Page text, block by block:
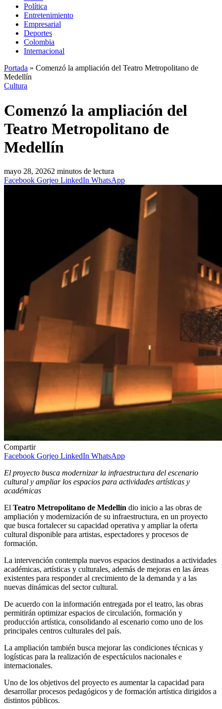
Política
Entretenimiento
Empresarial
Deportes
Colombia
Internacional
Portada » Comenzó la ampliación del Teatro Metropolitano de
Medellín
Cultura
Comenzó la ampliación del
Teatro Metropolitano de
Medellín
mayo 28, 20262 minutos de lectura
Facebook Gorjeo LinkedIn WhatsApp
Compartir
Facebook Gorjeo LinkedIn WhatsApp
El proyecto busca modernizar la infraestructura del escenario
cultural y ampliar los espacios para actividades artísticas y
académicas
El Teatro Metropolitano de Medellín dio inicio a las obras de
ampliación y modernización de su infraestructura, en un proyecto
que busca fortalecer su capacidad operativa y ampliar la oferta
cultural disponible para artistas, espectadores y procesos de
formación.
La intervención contempla nuevos espacios destinados a actividades
académicas, artísticas y culturales, además de mejoras en las áreas
existentes para responder al crecimiento de la demanda y a las
nuevas dinámicas del sector cultural.
De acuerdo con la información entregada por el teatro, las obras
permitirán optimizar espacios de circulación, formación y
producción artística, consolidando al escenario como uno de los
principales centros culturales del país.
La ampliación también busca mejorar las condiciones técnicas y
logísticas para la realización de espectáculos nacionales e
internacionales.
Uno de los objetivos del proyecto es aumentar la capacidad para
desarrollar procesos pedagógicos y de formación artística dirigidos a
distintos públicos.